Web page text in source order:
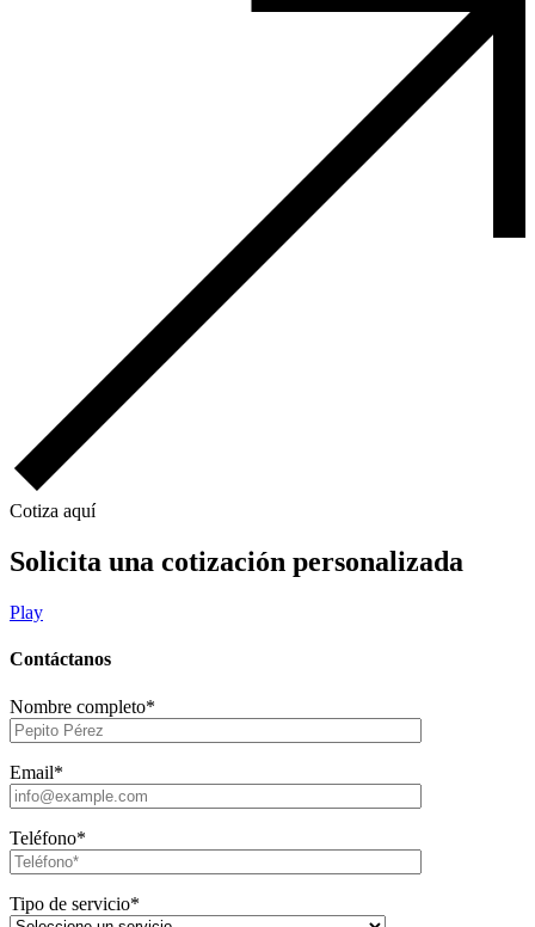
Cotiza aquí
Solicita una cotización personalizada
Play
Contáctanos
Nombre completo*
Email*
Teléfono*
Tipo de servicio*